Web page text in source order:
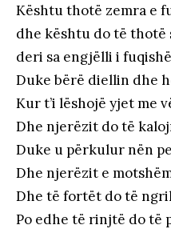
Kështu thotë zemra e
dhe kështu do të thotë
deri sa engjëlli i
Duke bërë diellin dhe
Kur t’i lëshojë yjet me
Dhe njerëzit do të
Duke u përkulur nën
Dhe njerëzit e
Dhe të fortët do të
Po edhe të rinjtë do të